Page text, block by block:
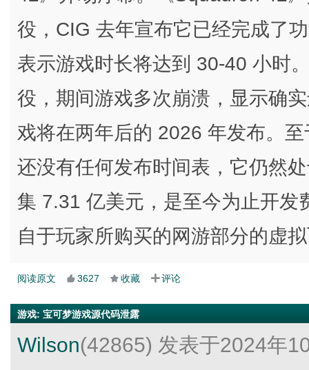
役，CIG 去年宣布它已经完成了
表示游戏时长将达到 30-40 小时
役，期间游戏多次崩溃，显示确
戏将在两年后的 2026 年发布。
还没有任何发布时间表，它仍然
集 7.31 亿美元，是至今为止开发
自于玩家所购买的网游部分的虚
阅读原文 3627 收藏 评论
游戏: 宝可梦游戏源代码泄露
Wilson(42865) 发表于2024年